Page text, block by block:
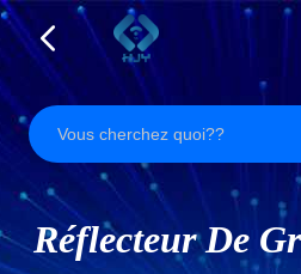
Réflecteur De